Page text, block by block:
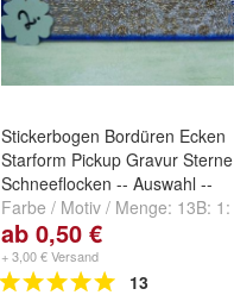
Stickerbogen Bordüren Ecken
Starform Pickup Gravur Sterne
Schneeflocken -- Auswahl --
Farbe / Motiv / Menge: 13B: 1:
7068 glimmer-rot
7055 glimmer-silber-gold
3: 8521 silberundweitere ...
ab 0,50 €
+ 3,00 € Versand
13